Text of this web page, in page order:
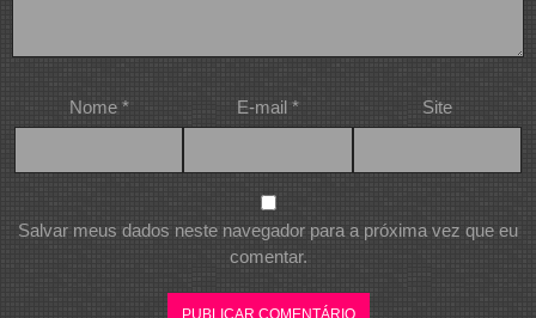
Nome * E-mail * Site
Salvar meus dados neste navegador para a próxima vez que eu
comentar.